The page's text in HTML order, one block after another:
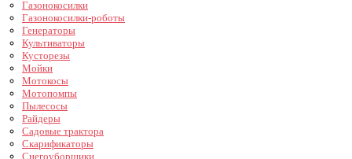
Газонокосилки
Газонокосилки-роботы
Генераторы
Культиваторы
Кусторезы
Мойки
Мотокосы
Мотопомпы
Пылесосы
Райдеры
Садовые трактора
Скарификаторы
Снегоуборщики